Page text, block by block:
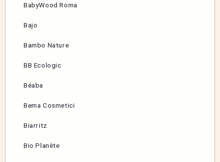
BabyWood Roma
Bajo
Bambo Nature
BB Ecologic
Béaba
Bema Cosmetici
Biarritz
Bio Planète